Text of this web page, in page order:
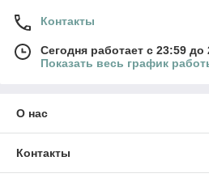
Контакты
Сегодня работает с 23:59 до
Показать весь график
О нас
Контакты